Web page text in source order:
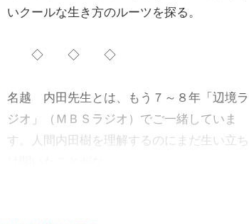
いクールな生き方のルーツを探る。
◇ ◇ ◇
名越 内田先生とは、もう７～８年「辺境ラ
ジオ」（ＭＢＳラジオ）でご一緒していま
す。人間内田樹を理解するのにまだ生い立ち